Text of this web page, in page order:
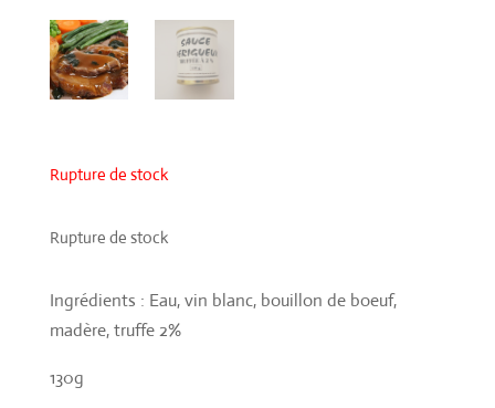
Rupture de stock
Rupture de stock
Ingrédients : Eau, vin blanc, bouillon de boeuf,
madère, truffe 2%
130g